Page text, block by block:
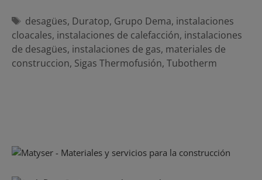
Etiquetas
desagües, Duratop, Grupo Dema, instalaciones
cloacales, instalaciones de calefacción, instalaciones
de desagües, instalaciones de gas, materiales de
construccion, Sigas Thermofusión, Tubotherm